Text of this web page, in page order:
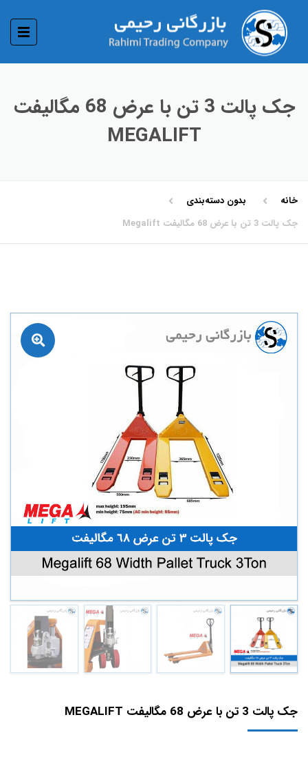
جک پالت 3 تن با عرض 68 مگالیفت
MEGALIFT
خانه
بدون دسته‌بندی
جک پالت 3 تن با عرض 68 مگالیفت Megalift
جک پالت 3 تن با عرض 68 مگالیفت MEGALIFT